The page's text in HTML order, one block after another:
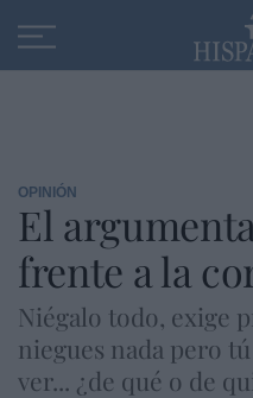
OPINIÓN
El
frente a la
Niégalo todo, exige
niegues nada pero
ver... ¿de qué o de